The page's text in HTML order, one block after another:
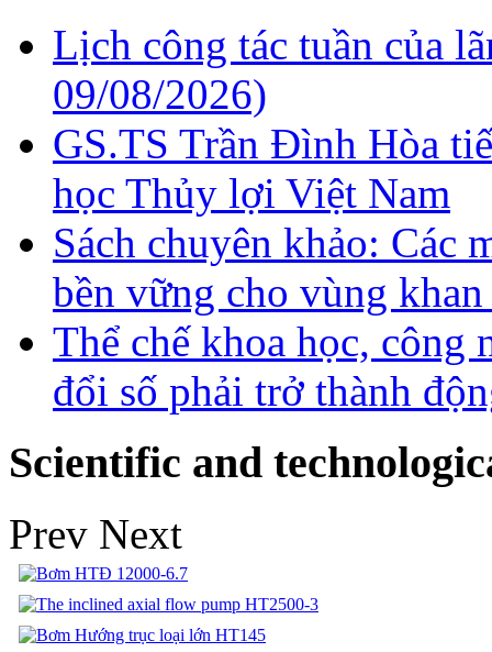
Lịch công tác tuần của
09/08/2026)
GS.TS Trần Đình Hòa
học Thủy lợi Việt Nam
Sách chuyên khảo: Các
bền vững cho vùng
Thể chế khoa học, công
đổi số phải trở thành
Scientific and
Prev Next